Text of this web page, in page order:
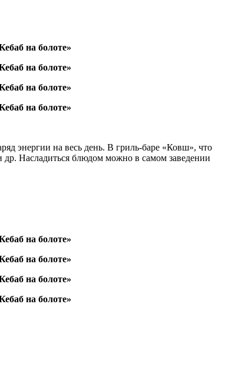
энергии на весь день. В гриль-баре «Ковш», что
др. Насладиться блюдом можно в самом заведении